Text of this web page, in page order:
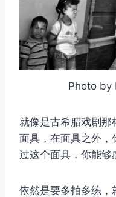
Photo by
就像是古希腊戏剧那
面具，在面具之外，
过这个面具，你能够
依然是要多拍多练，